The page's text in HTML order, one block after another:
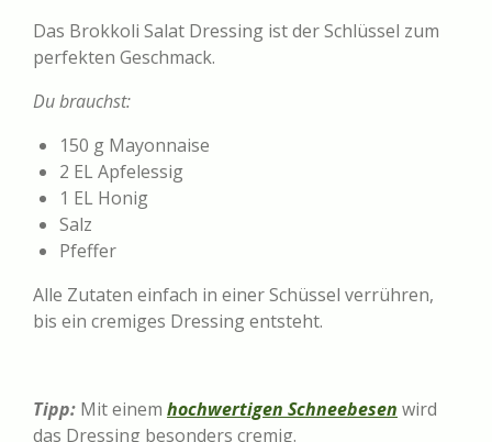
Das Brokkoli Salat Dressing ist der Schlüssel zum
perfekten Geschmack.
Du brauchst:
150 g Mayonnaise
2 EL Apfelessig
1 EL Honig
Salz
Pfeffer
Alle Zutaten einfach in einer Schüssel verrühren,
bis ein cremiges Dressing entsteht.
Tipp: Mit einem hochwertigen Schneebesen wird
das Dressing besonders cremig.